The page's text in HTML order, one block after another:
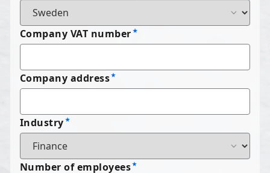
Company VAT number
Company address
Industry
Number of employees